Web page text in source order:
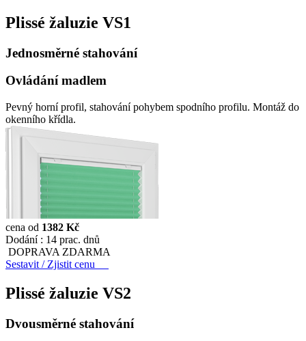
Plissé žaluzie VS1
Jednosměrné stahování
Ovládání madlem
Pevný horní profil, stahování pohybem spodního profilu. Montáž do
okenního křídla.
cena od 1382 Kč
Dodání : 14 prac. dnů
DOPRAVA ZDARMA
Sestavit / Zjistit cenu
Plissé žaluzie VS2
Dvousměrné stahování